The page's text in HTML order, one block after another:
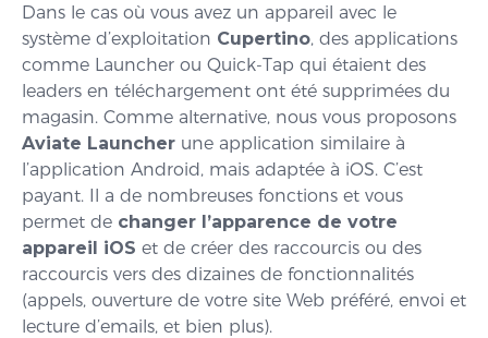
Dans le cas où vous avez un appareil avec le
système d’exploitation Cupertino, des applications
comme Launcher ou Quick-Tap qui étaient des
leaders en téléchargement ont été supprimées du
magasin. Comme alternative, nous vous proposons
Aviate Launcher une application similaire à
l’application Android, mais adaptée à iOS. C’est
payant. Il a de nombreuses fonctions et vous
permet de changer l’apparence de votre
appareil iOS et de créer des raccourcis ou des
raccourcis vers des dizaines de fonctionnalités
(appels, ouverture de votre site Web préféré, envoi et
lecture d’emails, et bien plus).